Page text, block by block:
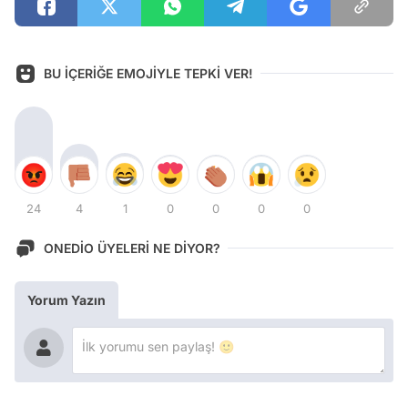
BU İÇERİĞE EMOJİYLE TEPKİ VER!
24 4 1 0 0 0 0
ONEDİO ÜYELERİ NE DİYOR?
Yorum Yazın